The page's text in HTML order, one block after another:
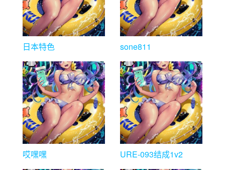
日本特色 sone811
哎嘿嘿 URE-093结成1v2